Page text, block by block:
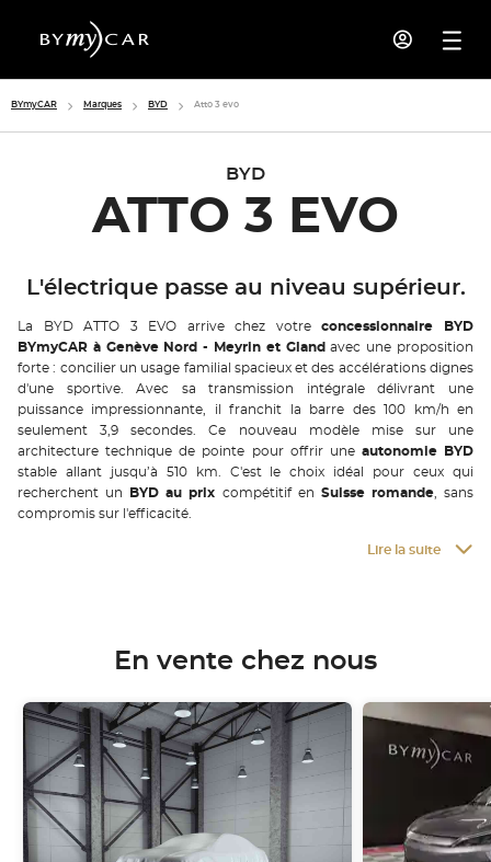
BYmyCAR Marques BYD Atto 3 evo
BYD
ATTO 3 EVO
L'électrique passe au niveau supérieur.
La BYD ATTO 3 EVO arrive chez votreconcessionnaire BYD
BYmyCAR à Genève Nord - Meyrin et Gland avec une proposition
forte : concilier un usage familial spacieux et des accélérations dignes
d'une sportive. Avec sa transmission intégrale délivrant une
puissance impressionnante, il franchit la barre des 100 km/h en
seulement 3,9 secondes. Ce nouveau modèle mise sur une
architecture technique de pointe pour offrir une autonomie BYD
stable allant jusqu’à 510 km. C'est le choix idéal pour ceux qui
recherchent un
BYD au prix compétitif en Suisse romande, sans
compromis sur l'efficacité.
Lire la suite
En vente chez nous